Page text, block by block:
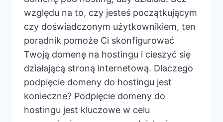
względu na to, czy jesteś początkującym
czy doświadczonym użytkownikiem, ten
poradnik pomoże Ci skonfigurować
Twoją domenę na hostingu i cieszyć się
działającą stroną internetową. Dlaczego
podpięcie domeny do hostingu jest
konieczne? Podpięcie domeny do
hostingu jest kluczowe w celu